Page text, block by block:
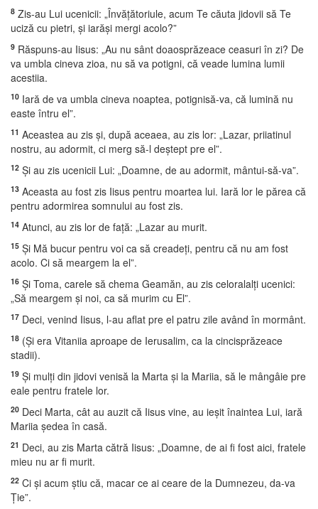
8 Zis-au Lui ucenicii: „Învăţătoriule, acum Te căuta jidovii să Te
uciză cu pietri, şi iarăşi mergi acolo?”
9 Răspuns-au Iisus: „Au nu sânt doaosprăzeace ceasuri în zi? De
va umbla cineva zioa, nu să va potigni, că veade lumina lumii
acestiia.
10 Iară de va umbla cineva noaptea, potignisă-va, că lumină nu
easte întru el”.
11 Aceastea au zis şi, după aceaea, au zis lor: „Lazar, priiatinul
nostru, au adormit, ci merg să-l deştept pre el”.
12 Şi au zis ucenicii Lui: „Doamne, de au adormit, mântui-să-va”.
13 Aceasta au fost zis Iisus pentru moartea lui. Iară lor le părea că
pentru adormirea somnului au fost zis.
14 Atunci, au zis lor de faţă: „Lazar au murit.
15 Şi Mă bucur pentru voi ca să creadeţi, pentru că nu am fost
acolo. Ci să meargem la el”.
16 Şi Toma, carele să chema Geamăn, au zis celoralalţi ucenici:
„Să meargem şi noi, ca să murim cu El”.
17 Deci, venind Iisus, l-au aflat pre el patru zile având în mormânt.
18 (Şi era Vitaniia aproape de Ierusalim, ca la cincisprăzeace
stadii).
19 Şi mulţi din jidovi venisă la Marta şi la Mariia, să le mângâie pre
eale pentru fratele lor.
20 Deci Marta, cât au auzit că Iisus vine, au ieşit înaintea Lui, iară
Mariia şedea în casă.
21 Deci, au zis Marta cătră Iisus: „Doamne, de ai fi fost aici, fratele
mieu nu ar fi murit.
22 Ci şi acum ştiu că, macar ce ai ceare de la Dumnezeu, da-va
Ţie”.